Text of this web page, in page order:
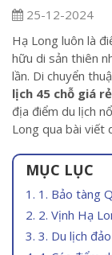
25-12-2024
Hạ Long luôn là
hữu di sản thiên
lần. Di chuyển
lịch 45 chỗ giá rẻ
địa điểm du lịch
Long qua bài viết
MỤC LỤC
1. Bảo tàng
2. Vịnh Hạ
3. Du lịch